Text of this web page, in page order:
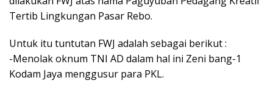
Tertib Lingkungan Pasar Rebo.
Untuk itu tuntutan FWJ adalah sebagai berikut :
-Menolak oknum TNI AD dalam hal ini Zeni bang-1
Kodam Jaya menggusur para PKL.